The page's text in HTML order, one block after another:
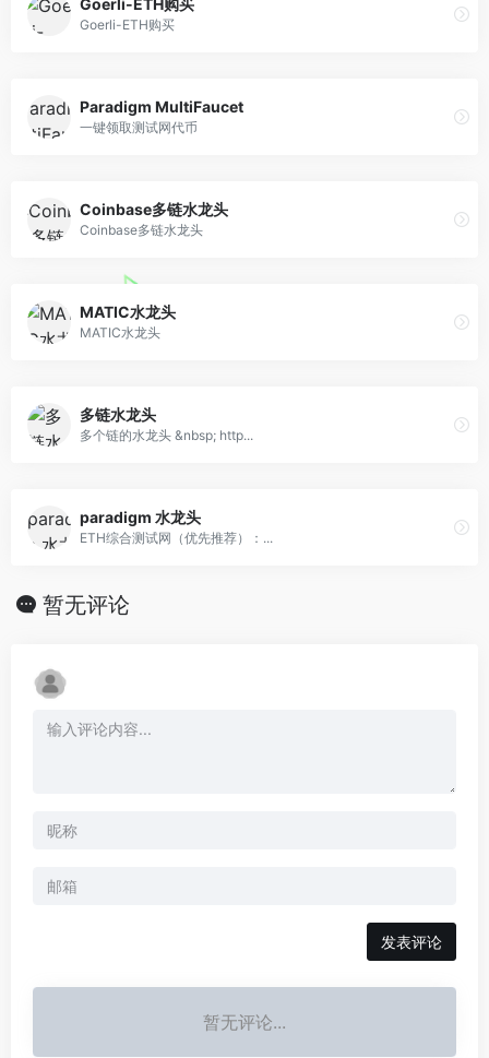
Goerli-ETH购买
Goerli-ETH购买
Paradigm MultiFaucet
一键领取测试网代币
Coinbase多链水龙头
Coinbase多链水龙头
MATIC水龙头
MATIC水龙头
多链水龙头
多个链的水龙头 &nbsp; http...
paradigm 水龙头
ETH综合测试网（优先推荐）：...
暂无评论
发表评论
暂无评论...